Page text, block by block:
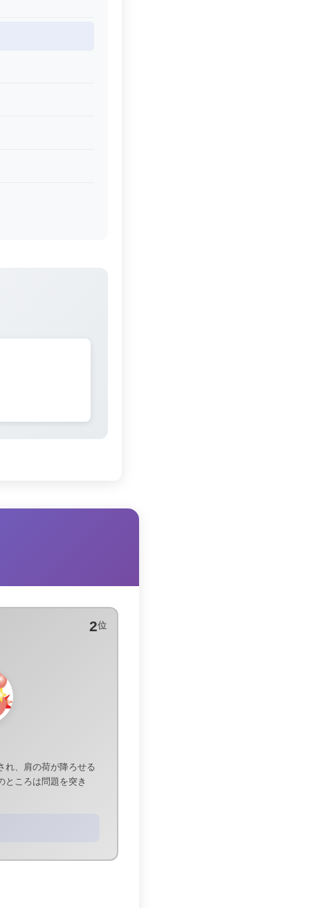
2位
れ、肩の荷が降ろせる
ところは問題を突き